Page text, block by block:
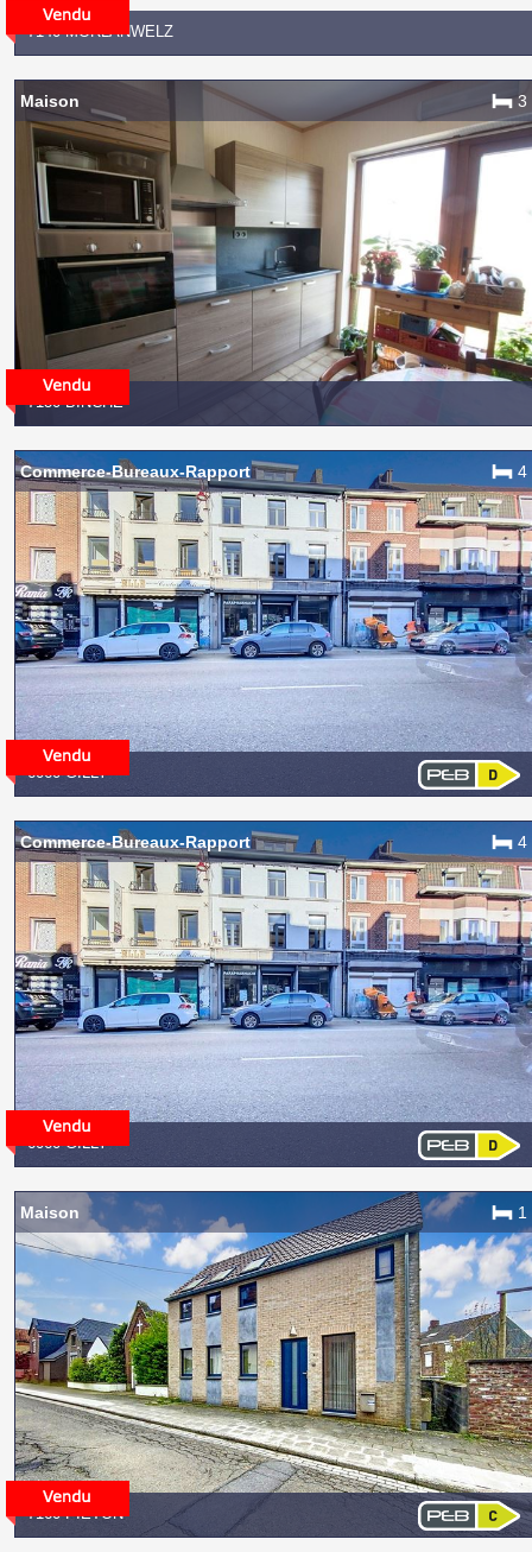
7140 MORLANWELZ
7130 BINCHE
Maison 3
6060 GILLY
Commerce-Bureaux-Rapport 4
6060 GILLY
Commerce-Bureaux-Rapport 4
7160 PIÉTON
Maison 1